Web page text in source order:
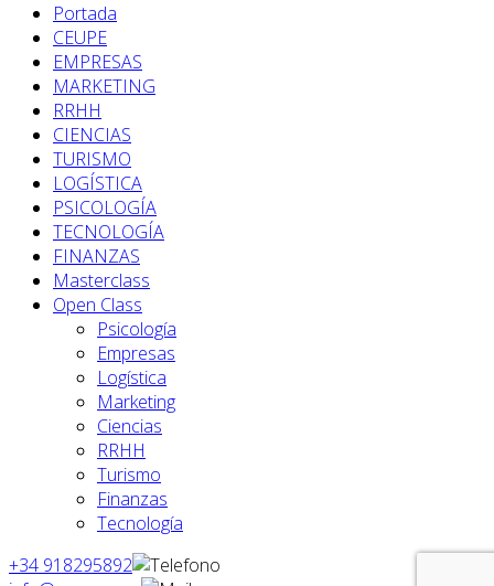
Portada
CEUPE
EMPRESAS
MARKETING
RRHH
CIENCIAS
TURISMO
LOGÍSTICA
PSICOLOGÍA
TECNOLOGÍA
FINANZAS
Masterclass
Open Class
Psicología
Empresas
Logística
Marketing
Ciencias
RRHH
Turismo
Finanzas
Tecnología
+34 918295892